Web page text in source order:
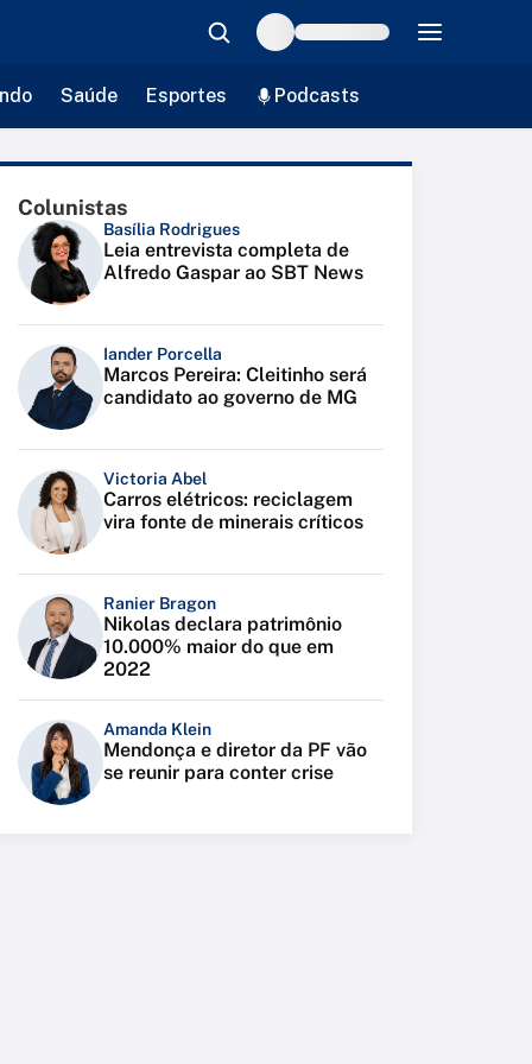
Saúde Esportes Podcasts
Colunistas
Basília Rodrigues
Leia entrevista completa de
Alfredo Gaspar ao SBT News
Iander Porcella
Marcos Pereira: Cleitinho será
candidato ao governo de MG
Victoria Abel
Carros elétricos: reciclagem
vira fonte de minerais críticos
Ranier Bragon
Nikolas declara patrimônio
10.000% maior do que em
2022
Amanda Klein
Mendonça e diretor da PF vão
se reunir para conter crise